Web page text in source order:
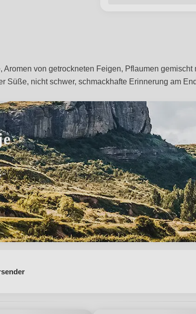
von getrockneten Feigen, Pflaumen
Süße, nicht schwer, schmackhafte Erinnerung am